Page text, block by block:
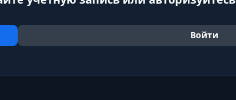
Войти